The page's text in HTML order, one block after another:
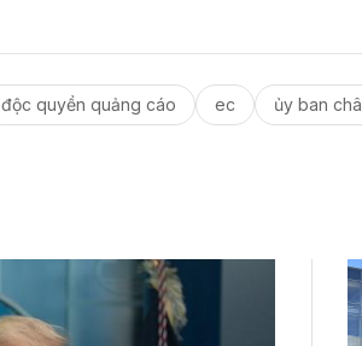
độc quyền quảng cáo ec ủy ban